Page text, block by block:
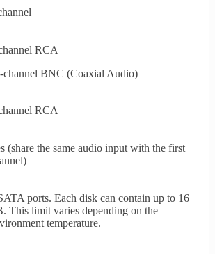
RCA
channel BNC (Coaxial Audio)
RCA
(share the same audio input with the first
ports. Each disk can contain up to 16
This limit varies depending on the
temperature.